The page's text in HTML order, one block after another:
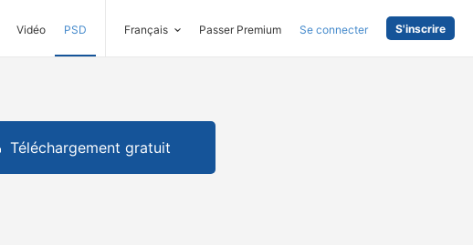
Vidéo PSD Français Passer Premium Se connecter S'inscrire
Téléchargement gratuit